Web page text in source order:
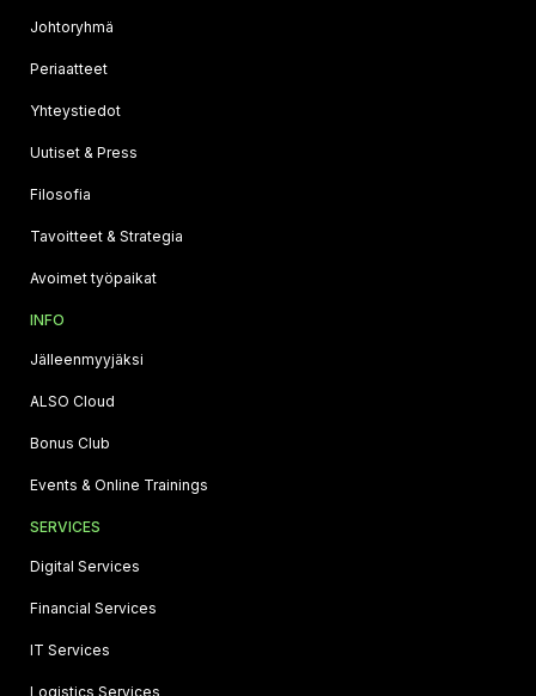
Johtoryhmä
Periaatteet
Yhteystiedot
Uutiset & Press
Filosofia
Tavoitteet & Strategia
Avoimet työpaikat
INFO
Jälleenmyyjäksi
ALSO Cloud
Bonus Club
Events & Online Trainings
SERVICES
Digital Services
Financial Services
IT Services
Logistics Services